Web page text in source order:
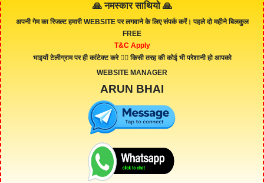
🙏 नमस्कार साथियो 🙏
अपनी गेम का रिजल्ट हमारीWEBSITEपर लगवाने के लिए संपर्क करें। पहले दो महीने बिलकुल
FREE
T&C Apply
भाइयों टेलीग्राम पर ही कांटेक्ट करे 👇🏻 किसी तरह की कोई भी परेशानी हो आपको
WEBSITE MANAGER
ARUN BHAI